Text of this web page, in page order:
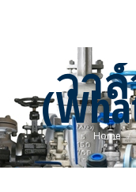
วา
You are here:Home